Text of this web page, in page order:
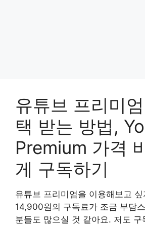
유튜브 프리미
택 받는 방법,
Premium 가격
게 구독하기
유튜브 프리미엄을 이용해보고
14,900원의 구독료가 조금 부담
분들도 많으실 것 같아요. 저도 구